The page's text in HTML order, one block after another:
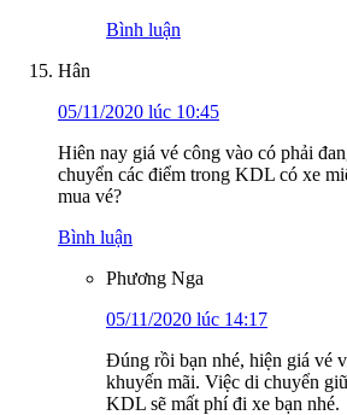
Bình luận
Hân
05/11/2020 lúc 10:45
Hiên nay giá vé công vào có phải
chuyển các điểm trong KDL có xe
mua vé?
Bình luận
Phương Nga
05/11/2020 lúc 14:17
Đúng rồi bạn nhé, hiện giá vé
khuyến mãi. Việc di chuyển
KDL sẽ mất phí đi xe bạn nhé.